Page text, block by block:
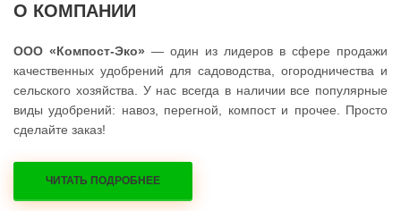
О КОМПАНИИ
ООО «Компост-Эко» — один из лидеров в сфере продажи
качественных удобрений для садоводства, огородничества и
сельского хозяйства. У нас всегда в наличии все популярные
виды удобрений: навоз, перегной, компост и прочее. Просто
сделайте заказ!
ЧИТАТЬ ПОДРОБНЕЕ